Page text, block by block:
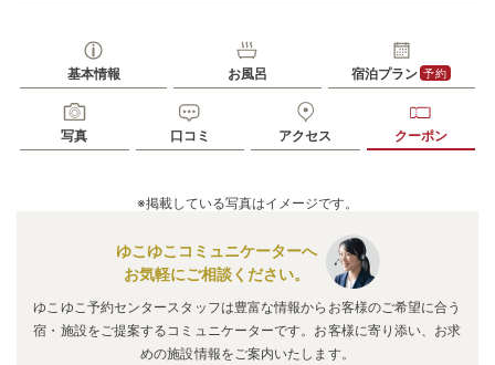
基本情報 お風呂 宿泊プラン 予約
写真 口コミ アクセス クーポン
※掲載している写真はイメージです。
ゆこゆこコミュニケーターへ
お気軽にご相談ください。
ゆこゆこ予約センタースタッフは豊富な情報からお客様のご希望に合う
宿・施設をご提案するコミュニケーターです。お客様に寄り添い、お求
めの施設情報をご案内いたします。